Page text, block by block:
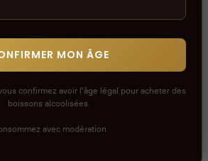
MON ÂGE
confirmez avoir l'âge légal pour acheter des
boissons alcoolisées.
avec modération